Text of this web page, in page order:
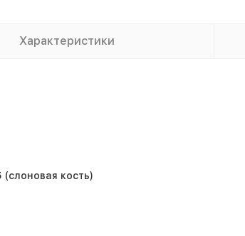
Характеристики
кость)